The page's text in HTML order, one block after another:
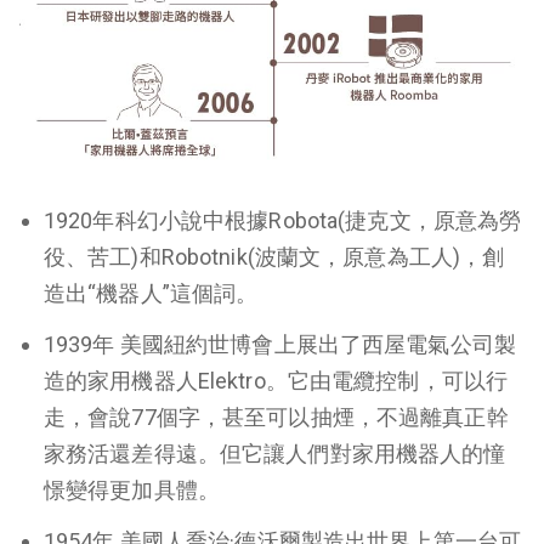
1920年科幻小說中根據Robota(捷克文，原意為勞
役、苦工)和Robotnik(波蘭文，原意為工人)，創
造出“機器人”這個詞。
1939年 美國紐約世博會上展出了西屋電氣公司製
造的家用機器人Elektro。它由電纜控制，可以行
走，會說77個字，甚至可以抽煙，不過離真正幹
家務活還差得遠。但它讓人們對家用機器人的憧
憬變得更加具體。